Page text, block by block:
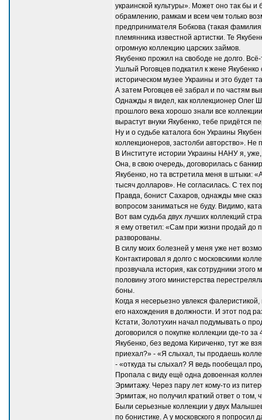
украинской культуры». Может оно так бы
обрамлению, рамкам и всем чем только
предпринимателя Бобкова (такая фамилия
племянника известной артистки. Те
огромную коллекцию царских займов.
Якубенко прожил на свободе не долго.
Ушлый Роговцев подкатил к жене
историческом музее Украины и это будет
А затем Роговцев её забрал и по частям
Однажды я видел, как коллекционер Олег
прошлого века хорошо знали все
вырастут внуки Якубенко, тебе придётся
Ну и о судьбе каталога бон Украины
коллекционеров, застолби авторство». Не
В Институте истории Украины НАНУ я,
Она, в свою очередь, договорилась с
Якубенко, но та встретила меня в штыки:
тысяч долларов». Не согласилась. С тех
Правда, бонист Сахаров, однажды мне
вопросом заниматься не буду. Видимо,
Вот вам судьба двух лучших коллекций
я ему ответил: «Сам при жизни продай до
разворованы.
В силу моих болезней у меня уже нет
Контактировал я долго с московскими
прозвучала история, как сотрудники
половину этого министерства
боны.
Когда я несерьезно увлекся
его нахождения в должности. И этот под
Кстати, Золотухин начал подумывать о
договорился о покупке коллекции где-то
Якубенко, без ведома Кириченко, тут же
приехал?» - «Я слыхал, ты продаешь
- «откуда ты слыхал? Я ведь пообещал
Пропала с виду ещё одна довоенная
Эрмитажу. Через пару лет кому-то из
Эрмитаж, но получил краткий ответ о том,
Были серьезные коллекции у двух
по бонистике. А у московского я попросил